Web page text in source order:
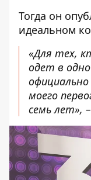
Тогда он
идеальном
«Для тех,
одет в
официально
моего
семь лет», –